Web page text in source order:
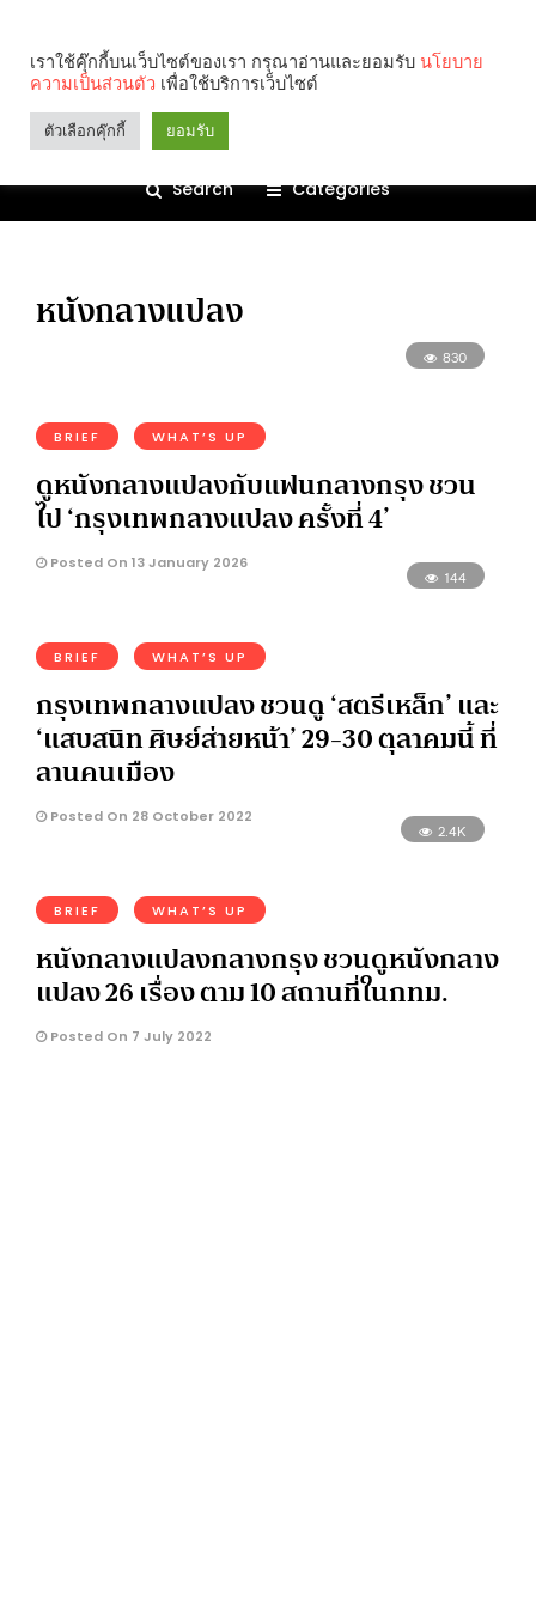
Search Categories
หนังกลางแปลง
830
BRIEF WHAT’S UP
ดูหนังกลางแปลงกับแฟนกลางกรุง ชวน
ไป ‘กรุงเทพกลางแปลง ครั้งที่ 4’
Posted On 13 January 2026
144
BRIEF WHAT’S UP
กรุงเทพกลางแปลง ชวนดู ‘สตรีเหล็ก’ และ
‘แสบสนิท ศิษย์ส่ายหน้า’ 29-30 ตุลาคมนี้ ที่
ลานคนเมือง
Posted On 28 October 2022
2.4K
BRIEF WHAT’S UP
หนังกลางแปลงกลางกรุง ชวนดูหนังกลาง
แปลง 26 เรื่อง ตาม 10 สถานที่ในกทม.
Posted On 7 July 2022
เราใช้คุ๊กกี้บนเว็บไซต์ของเรา กรุณาอ่านและยอมรับ นโยบาย
ความเป็นส่วนตัว เพื่อใช้บริการเว็บไซต์
ตัวเลือกคุ๊กกี้ ยอมรับ